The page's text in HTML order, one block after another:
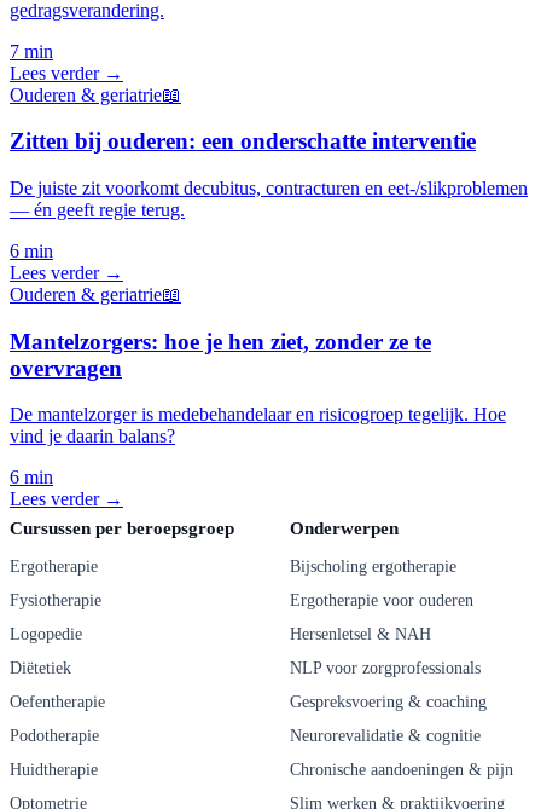
gedragsverandering.
7 min
Lees verder →
Ouderen & geriatrie📖
Zitten bij ouderen: een onderschatte interventie
De juiste zit voorkomt decubitus, contracturen en eet-/slikproblemen
— én geeft regie terug.
6 min
Lees verder →
Ouderen & geriatrie📖
Mantelzorgers: hoe je hen ziet, zonder ze te
overvragen
De mantelzorger is medebehandelaar en risicogroep tegelijk. Hoe
vind je daarin balans?
6 min
Lees verder →
Cursussen per beroepsgroep
Ergotherapie
Fysiotherapie
Logopedie
Diëtetiek
Oefentherapie
Podotherapie
Huidtherapie
Optometrie
Onderwerpen
Bijscholing ergotherapie
Ergotherapie voor ouderen
Hersenletsel & NAH
NLP voor zorgprofessionals
Gespreksvoering & coaching
Neurorevalidatie & cognitie
Chronische aandoeningen & pijn
Slim werken & praktijkvoering